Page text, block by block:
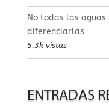
No todas las aguas
diferenciarlas
5.3k vistas
ENTRADAS